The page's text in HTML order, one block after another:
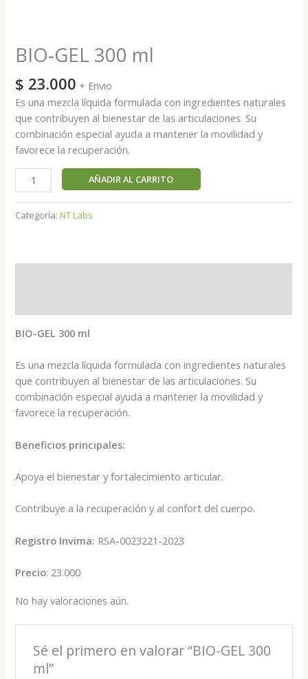
BIO-GEL 300 ml
$ 23.000 + Envio
Es una mezcla líquida formulada con ingredientes naturales
que contribuyen al bienestar de las articulaciones. Su
combinación especial ayuda a mantener la movilidad y
favorece la recuperación.
AÑADIR AL CARRITO
Categoría:NT Labs
BIO-GEL 300 ml
Es una mezcla líquida formulada con ingredientes naturales
que contribuyen al bienestar de las articulaciones. Su
combinación especial ayuda a mantener la movilidad y
favorece la recuperación.
Beneficios principales:
Apoya el bienestar y fortalecimiento articular.
Contribuye a la recuperación y al confort del cuerpo.
Registro Invima: RSA-0023221-2023
Precio: 23.000
No hay valoraciones aún.
Sé el primero en valorar “BIO-GEL 300
ml”